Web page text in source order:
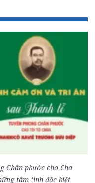
Chân phước cho Cha
tâm tình đặc biệt